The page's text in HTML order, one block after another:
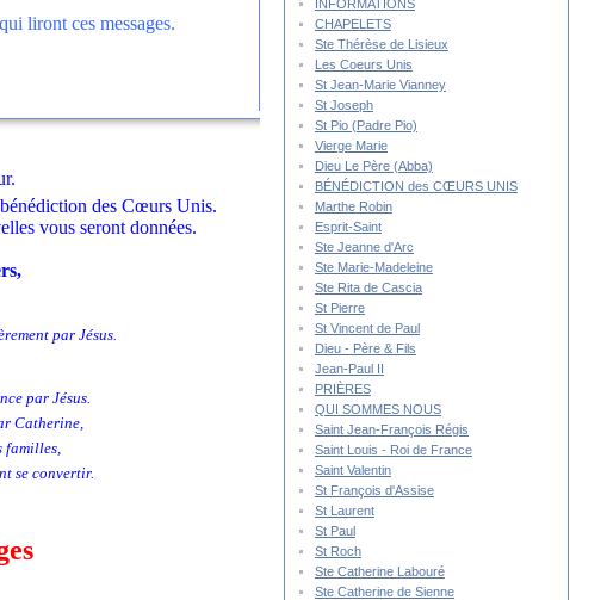
liront ces messages.
des Cœurs Unis.
vous seront données.
par Jésus.
par Jésus.
Catherine,
familles,
se convertir.
INFORMATIONS
CHAPELETS
Ste Thérèse de Lisieux
Les Coeurs Unis
St Jean-Marie Vianney
St Joseph
St Pio (Padre Pio)
Vierge Marie
Dieu Le Père (Abba)
BÉNÉDICTION des CŒURS UNIS
Marthe Robin
Esprit-Saint
Ste Jeanne d'Arc
Ste Marie-Madeleine
Ste Rita de Cascia
St Pierre
St Vincent de Paul
Dieu - Père & Fils
Jean-Paul II
PRIÈRES
QUI SOMMES NOUS
Saint Jean-François Régis
Saint Louis - Roi de France
Saint Valentin
St François d'Assise
St Laurent
St Paul
St Roch
Ste Catherine Labouré
Ste Catherine de Sienne